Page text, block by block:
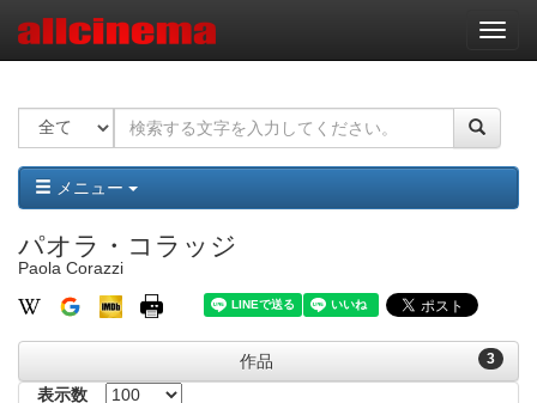
ナ
ビ
ー
ョ
ン
メニュー
パオラ・コラッジ
Paola Corazzi
3
作品
表示数